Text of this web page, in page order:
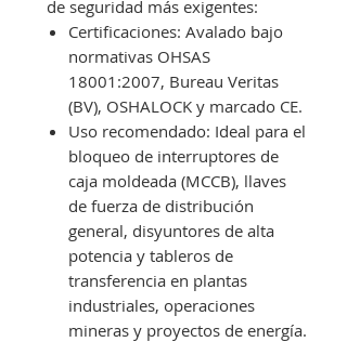
de seguridad más exigentes:
Certificaciones: Avalado bajo
normativas OHSAS
18001:2007, Bureau Veritas
(BV), OSHALOCK y marcado CE.
Uso recomendado: Ideal para el
bloqueo de interruptores de
caja moldeada (MCCB), llaves
de fuerza de distribución
general, disyuntores de alta
potencia y tableros de
transferencia en plantas
industriales, operaciones
mineras y proyectos de energía.